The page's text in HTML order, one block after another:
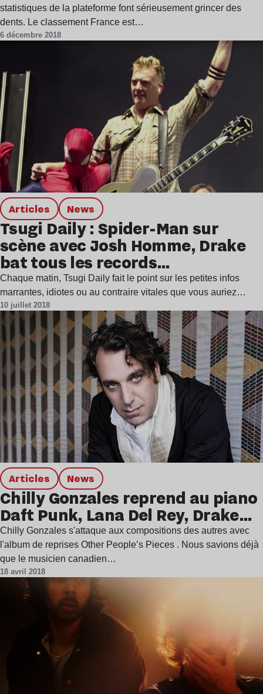
statistiques de la plateforme font sérieusement grincer des
dents. Le classement France est…
6 décembre 2018
Articles news
Tsugi Daily : Spider-Man sur
scène avec Josh Homme, Drake
bat tous les records…
Chaque matin, Tsugi Daily fait le point sur les petites infos
marrantes, idiotes ou au contraire vitales que vous auriez…
10 juillet 2018
Articles news
Chilly Gonzales reprend au piano
Daft Punk, Lana Del Rey, Drake…
Chilly Gonzales s'attaque aux compositions des autres avec
l'album de reprises Other People’s Pieces . Nous savions déjà
que le musicien canadien…
18 avril 2018